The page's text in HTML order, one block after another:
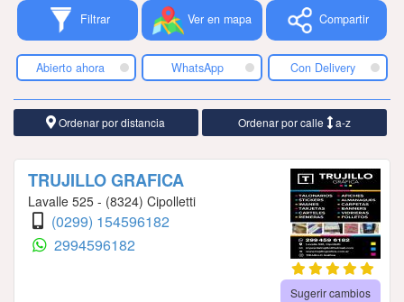
Tiendacores
Contactenos
Filtrar Ver en mapa Compartir
Abierto ahora WhatsApp Con Delivery
Ordenar por distancia Ordenar por calle a-z
TRUJILLO GRAFICA
Lavalle 525 - (8324) Cipolletti
(0299) 154596182
2994596182
Sugerir cambios